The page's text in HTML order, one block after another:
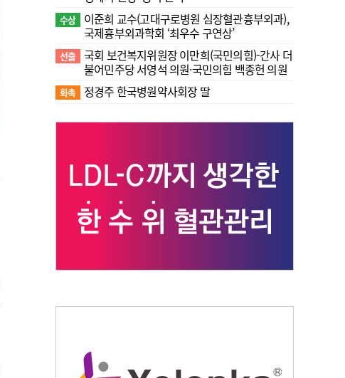
수상
이준희 교수(고대구로병원 심장혈관흉부외과),
국제흉부외과학회 ‘최우수 구연상’
선출 국회 보건복지위원장 이만희(국민의힘)-간사 더
불어민주당 서영석 의원·국민의힘 백종헌 의원
화촉 정경주 한국병원약사회장 딸